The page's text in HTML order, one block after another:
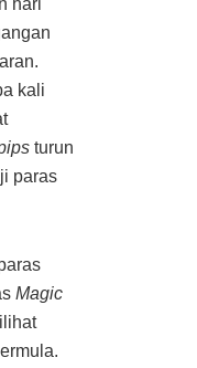
hari
kali
turun
paras
Magic